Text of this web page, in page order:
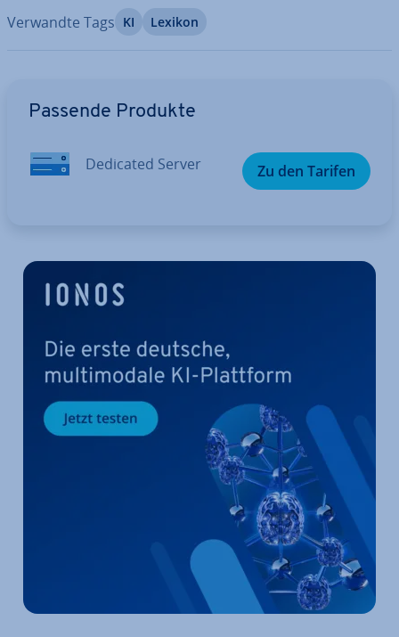
Verwandte Tags KI Lexikon
Passende Produkte
Dedicated Server Zu den Tarifen